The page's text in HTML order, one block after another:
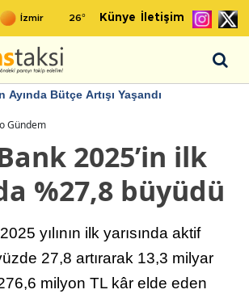
26° Künye İletişim
Ayında Bütçe Artışı Yaşandı
Gündem
2025’in ilk
%27,8 büyüdü
yılının ilk yarısında aktif
27,8 artırarak 13,3 milyar
276,6 milyon TL kâr elde eden